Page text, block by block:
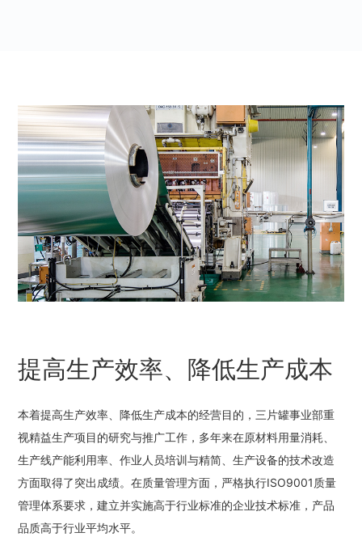
提高生产效率、降低生产成本
本着提高生产效率、降低生产成本的经营目的，三片罐事业部重
视精益生产项目的研究与推广工作，多年来在原材料用量消耗、
生产线产能利用率、作业人员培训与精简、生产设备的技术改造
方面取得了突出成绩。在质量管理方面，严格执行ISO9001质量
管理体系要求，建立并实施高于行业标准的企业技术标准，产品
品质高于行业平均水平。